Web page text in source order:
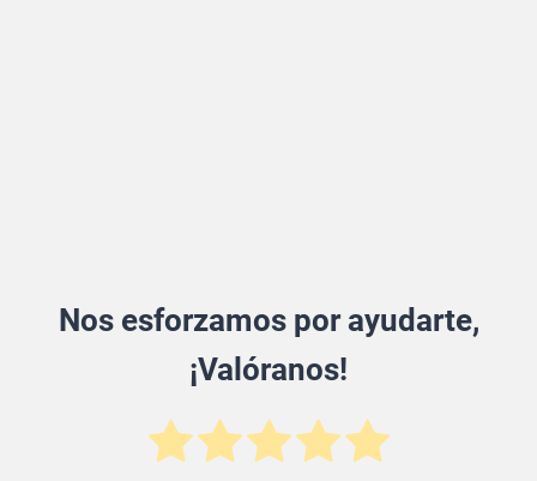
Nos esforzamos por ayudarte,
¡Valóranos!